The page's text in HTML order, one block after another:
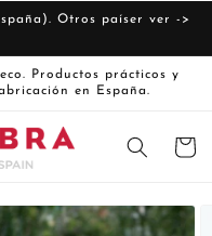
Otros paíser ver ->
Productos prácticos y
en España.
Carrito